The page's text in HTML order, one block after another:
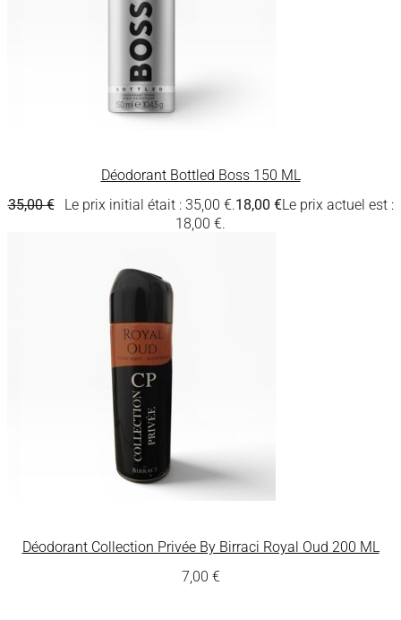
Déodorant Bottled Boss 150 ML
35,00€ Le prix initial était : 35,00 €.18,00 €Le prix actuel est :
18,00 €.
Déodorant Collection Privée By Birraci Royal Oud 200 ML
7,00 €